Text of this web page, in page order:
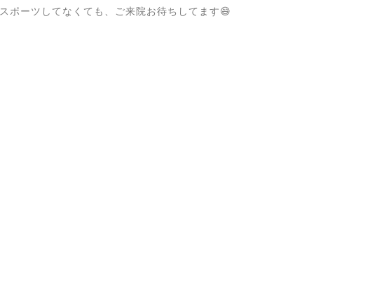
スポーツしてなくても、ご来院お待ちしてます😄